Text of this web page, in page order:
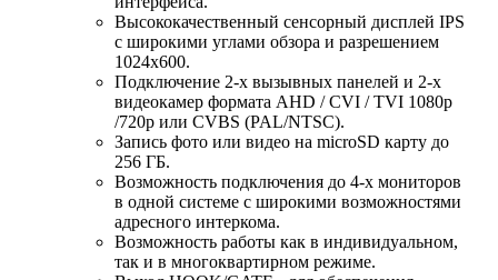
Высококачественный сенсорный дисплей IPS
с широкими углами обзора и разрешением
1024х600.
Подключение 2-х вызывных панелей и 2-х
видеокамер формата AHD / CVI / TVI 1080p
/720p или CVBS (PAL/NTSC).
Запись фото или видео на microSD карту до
256 ГБ.
Возможность подключения до 4-х мониторов
в одной системе с широкими возможностями
адресного интеркома.
Возможность работы как в индивидуальном,
так и в многоквартирном режиме.